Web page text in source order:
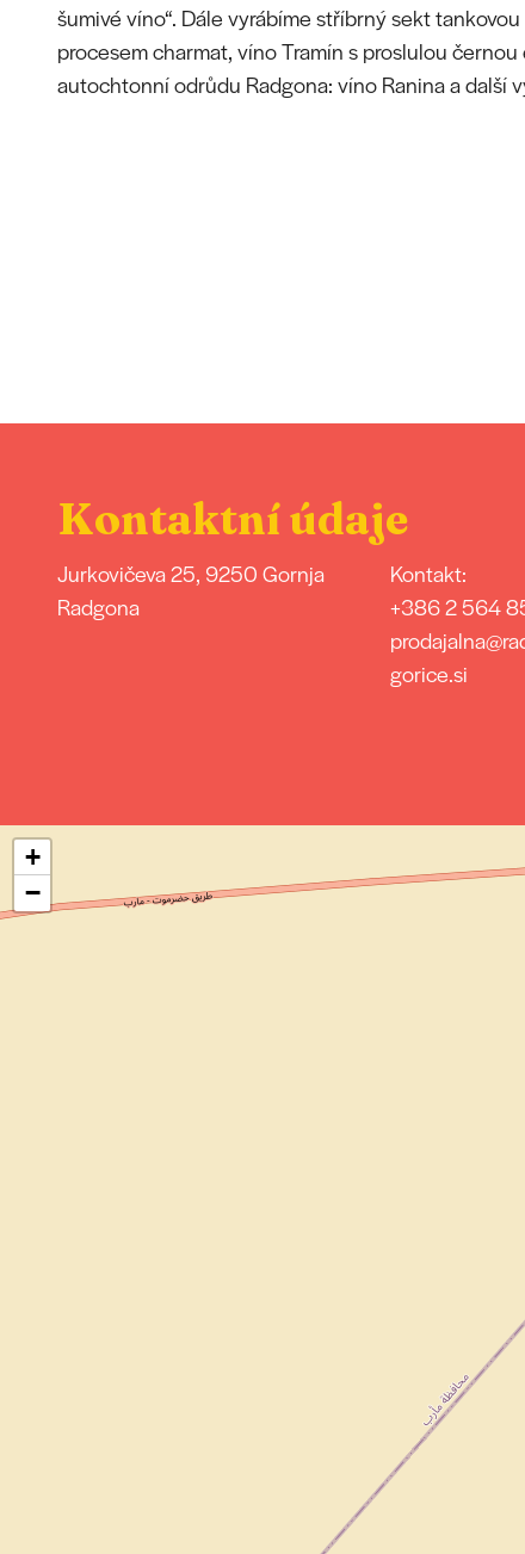
šumivé víno“. Dále vyrábíme stříbrný sekt
procesem charmat, víno Tramín s proslulou
autochtonní odrůdu Radgona: víno Ranina a další
Kontaktní údaje
Jurkovičeva 25, 9250 Gornja
Radgona
Kontakt:
+386 2 564
gorice.si
+
−